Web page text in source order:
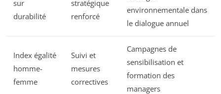
sur
durabilité
stratégique
renforcé
environnementale dans
le dialogue annuel
Index égalité
homme-
femme
Suivi et
mesures
correctives
Campagnes de
sensibilisation et
formation des
managers